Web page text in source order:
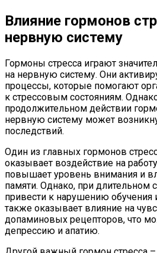
Влияние гормонов
нервную систему
Гормоны стресса играют
на нервную систему. Они
процессы, которые помогают
к стрессовым состояниям.
продолжительном действии
нервную систему может
последствий.
Один из главных гормонов
оказывает воздействие на
повышает уровень внимания и
памяти. Однако, при длительном
привести к нарушению обучения
также оказывает влияние на
допаминовых рецепторов, что
депрессию и апатию.